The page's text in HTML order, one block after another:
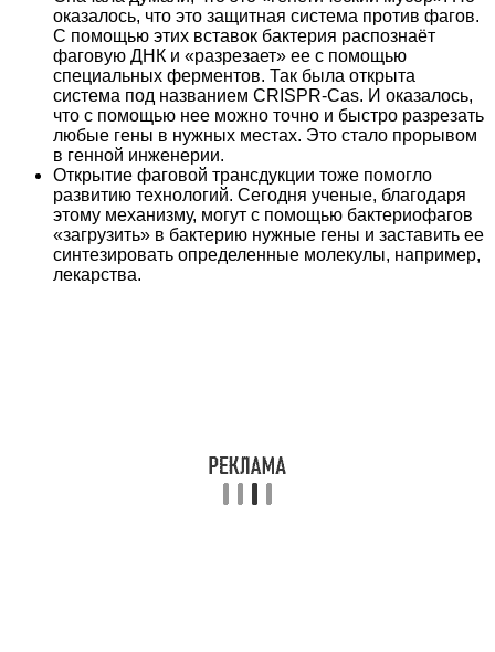
оказалось, что это защитная система против фагов.
С помощью этих вставок бактерия распознаёт
фаговую ДНК и «разрезает» ее с помощью
специальных ферментов. Так была открыта
система под названием CRISPR-Cas. И оказалось,
что с помощью нее можно точно и быстро разрезать
любые гены в нужных местах. Это стало прорывом
в генной инженерии.
Открытие фаговой трансдукции тоже помогло
развитию технологий. Сегодня ученые, благодаря
этому механизму, могут с помощью бактериофагов
«загрузить» в бактерию нужные гены и заставить ее
синтезировать определенные молекулы, например,
лекарства.